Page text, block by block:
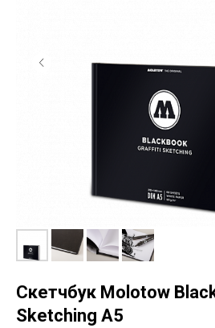
Скетчбук Molotow
Sketching A5